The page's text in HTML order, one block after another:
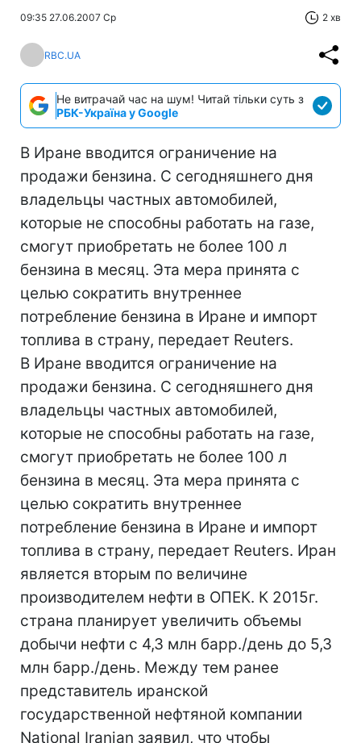
09:35 27.06.2007 Ср 2 хв
RBC.UA
Не витрачай час на шум! Читай тільки суть з
РБК-Україна у Google
В Иране вводится ограничение на
продажи бензина. С сегодняшнего дня
владельцы частных автомобилей,
которые не способны работать на газе,
смогут приобретать не более 100 л
бензина в месяц. Эта мера принята с
целью сократить внутреннее
потребление бензина в Иране и импорт
топлива в страну, передает Reuters.
В Иране вводится ограничение на
продажи бензина. С сегодняшнего дня
владельцы частных автомобилей,
которые не способны работать на газе,
смогут приобретать не более 100 л
бензина в месяц. Эта мера принята с
целью сократить внутреннее
потребление бензина в Иране и импорт
топлива в страну, передает Reuters. Иран
является вторым по величине
производителем нефти в ОПЕК. К 2015г.
страна планирует увеличить объемы
добычи нефти с 4,3 млн барр./день до 5,3
млн барр./день. Между тем ранее
представитель иранской
государственной нефтяной компании
National Iranian заявил, что чтобы